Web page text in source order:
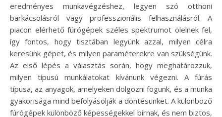
eredményes munkavégzéshez, legyen szó otthoni
barkácsolásról vagy professzionális felhasználásról. A
piacon elérhető fúrógépek széles spektrumot ölelnek fel,
így fontos, hogy tisztában legyünk azzal, milyen célra
keresünk gépet, és milyen paraméterekre van szükségünk.
Az első lépés a választás során, hogy meghatározzuk,
milyen típusú munkálatokat kívánunk végezni. A fúrás
típusa, az anyagok, amelyeken dolgozni fogunk, és a munka
gyakorisága mind befolyásolják a döntésünket. A különböző
fúrógépek különböző képességekkel bírnak, és nem biztos,